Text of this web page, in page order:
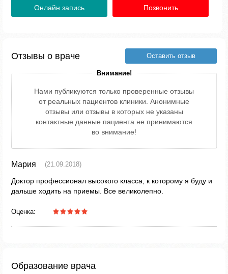
Онлайн запись Позвонить
Отзывы о враче Оставить отзыв
Внимание!
Нами публикуются только проверенные отзывы
от реальных пациентов клиники. Анонимные
отзывы или отзывы в которых не указаны
контактные данные пациента не принимаются
во внимание!
Мария (21.09.2018)
Доктор профессионал высокого класса, к которому я буду и
дальше ходить на приемы. Все великолепно.
Оценка:
Образование врача